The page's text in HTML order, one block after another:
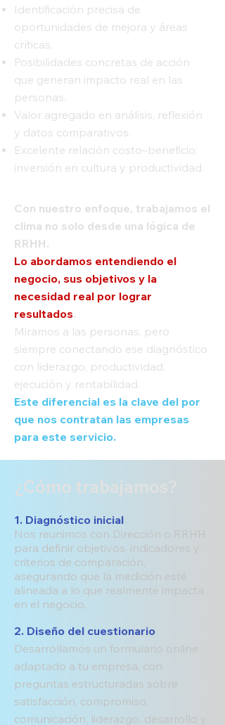
Identificación precisa de
oportunidades de mejora y áreas
críticas.
Posibilidades concretas de acción
que generan impacto real en las
personas.
Valor agregado en análisis, reflexión
y datos comparativos.
Excelente relación costo–beneficio:
inversión en cultura y productividad.
Con nuestro enfoque, trabajamos el
clima no solo desde una lógica de
RRHH.
Lo abordamos entendiendo el
negocio, sus objetivos y la
necesidad real por lograr
resultados.
Miramos a las personas, pero
siempre conectando ese diagnóstico
con liderazgo, productividad,
ejecución y rentabilidad.
Este diferencial es la clave del por
que nos contratan las empresas
para este servicio.
¿Cómo trabajamos?
1. Diagnóstico inicial
Nos reunimos con Dirección o RRHH
para definir objetivos, indicadores y
criterios de comparación,
asegurando que la medición esté
alineada a lo que realmente impacta
en el negocio.
2. Diseño del cuestionario
Desarrollamos un formulario online
adaptado a tu empresa, con
preguntas estructuradas sobre
satisfacción, compromiso,
comunicación, liderazgo, desarrollo y